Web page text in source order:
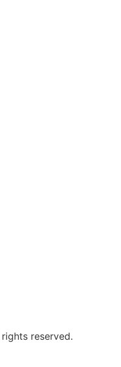
reserved.